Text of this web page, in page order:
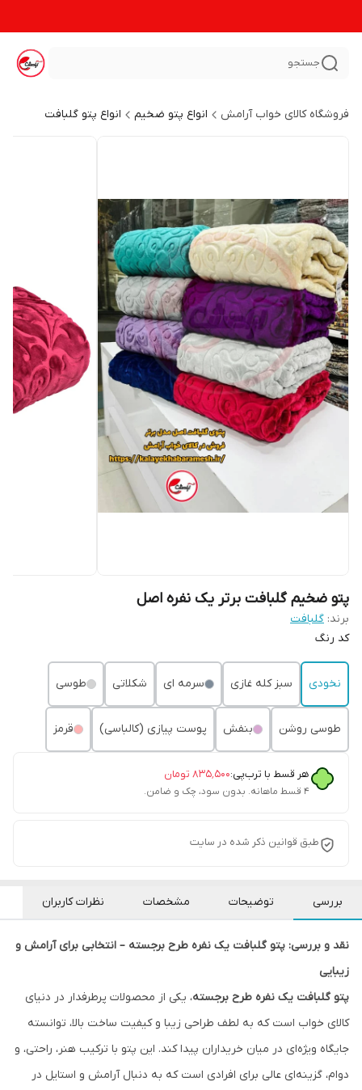
جستجو
فروشگاه کالای خواب آرامش انواع پتو ضخیم انواع پتو گلبافت
پتو ضخیم گلبافت برتر یک نفره اصل
برند: گلبافت
کد رنگ
نخودی سبز کله غازی سرمه ای شکلاتی طوسی
طوسی روشن بنفش پوست پیازی (کالباسی) قرمز
هر قسط با ترب‌پی:۸۳۵٬۵۰۰ تومان
۴ قسط ماهانه. بدون سود، چک و ضامن.
طبق قوانین ذکر شده در سایت
بررسی توضیحات مشخصات نظرات کاربران
نقد و بررسی: پتو گلبافت یک نفره طرح برجسته – انتخابی برای آرامش و
زیبایی
پتو گلبافت یک نفره طرح برجسته، یکی از محصولات پرطرفدار در دنیای
کالای خواب است که به لطف طراحی زیبا و کیفیت ساخت بالا، توانسته
جایگاه ویژه‌ای در میان خریداران پیدا کند. این پتو با ترکیب هنر، راحتی، و
دوام، گزینه‌ای عالی برای افرادی است که به دنبال آرامش و استایل در